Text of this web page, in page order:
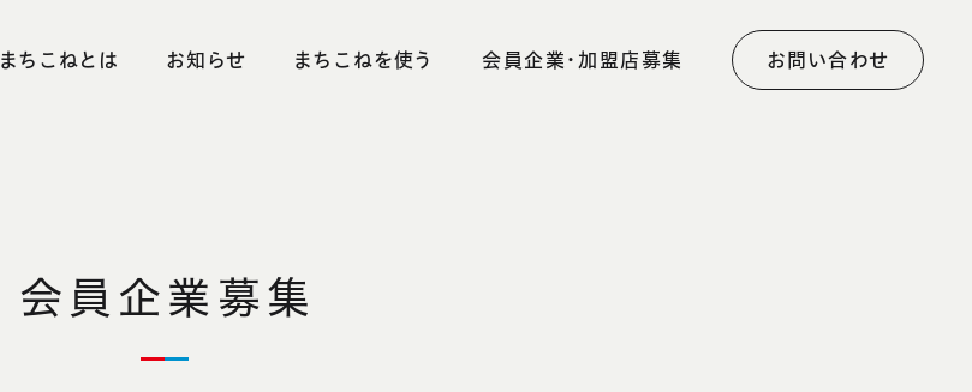
まちこねとは お知らせ まちこねを使う 会員企業・加盟店募集 お問い合わせ
会員企業募集